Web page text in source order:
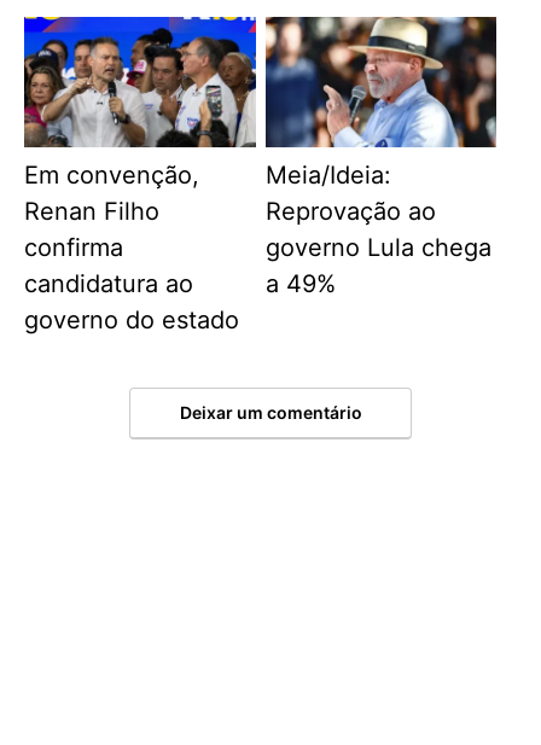
Em convenção,
Renan Filho
confirma
candidatura ao
governo do estado
Meia/Ideia:
Reprovação ao
governo Lula chega
a 49%
Deixar um comentário